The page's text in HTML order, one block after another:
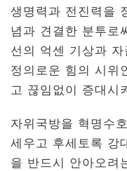
생명력과 전진력을
념과 견결한 분투로
선의 억센 기상과
정의로운 힘의 시위
고 끊임없이 증대시
자위국방을 혁명수
세우고 후세토록 강
을 반드시 안아오려